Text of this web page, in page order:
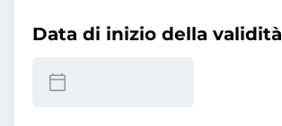
Data di inizio della validità